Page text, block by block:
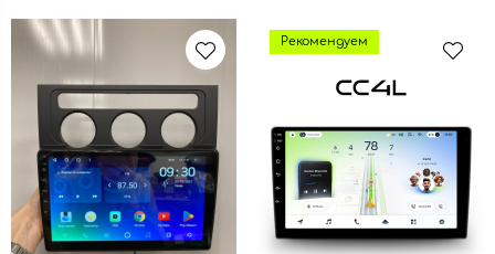
Рекомендуем